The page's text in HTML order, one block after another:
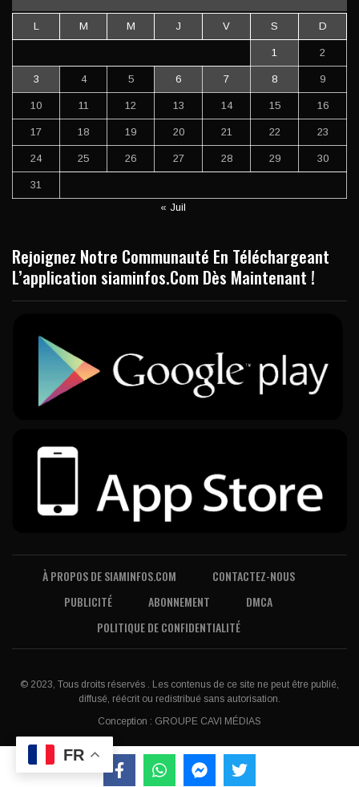
L M M J V S D
1 2
3 4 5 6 7 8 9
10 11 12 13 14 15 16
17 18 19 20 21 22 23
24 25 26 27 28 29 30
31
« Juil
Rejoignez Notre Communauté En Téléchargeant
L’application siaminfos.Com Dès Maintenant !
À PROPOS DE SIAMINFOS.COM
CONTACTEZ-NOUS
PUBLICITÉ
ABONNEMENT
DMCA
POLITIQUE DE CONFIDENTIALITÉ
© 2023, Tous droits réservés . Les contenus de ce site ne peut être publié,
diffusé, réécrit ou redistribué sans autorisation.
Conception : GROUPE CAVI MÉDIAS
FR